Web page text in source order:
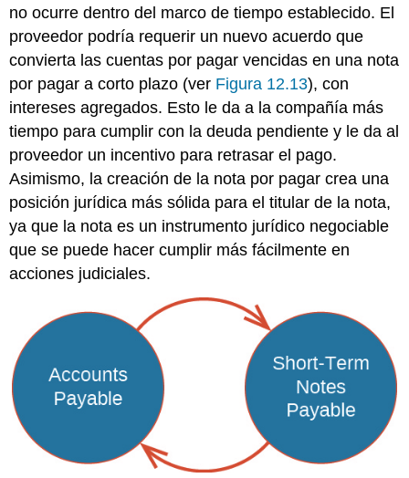
no ocurre dentro del marco de tiempo establecido. El
proveedor podría requerir un nuevo acuerdo que
convierta las cuentas por pagar vencidas en una nota
por pagar a corto plazo (ver Figura 12.13), con
intereses agregados. Esto le da a la compañía más
tiempo para cumplir con la deuda pendiente y le da al
proveedor un incentivo para retrasar el pago.
Asimismo, la creación de la nota por pagar crea una
posición jurídica más sólida para el titular de la nota,
ya que la nota es un instrumento jurídico negociable
que se puede hacer cumplir más fácilmente en
acciones judiciales.